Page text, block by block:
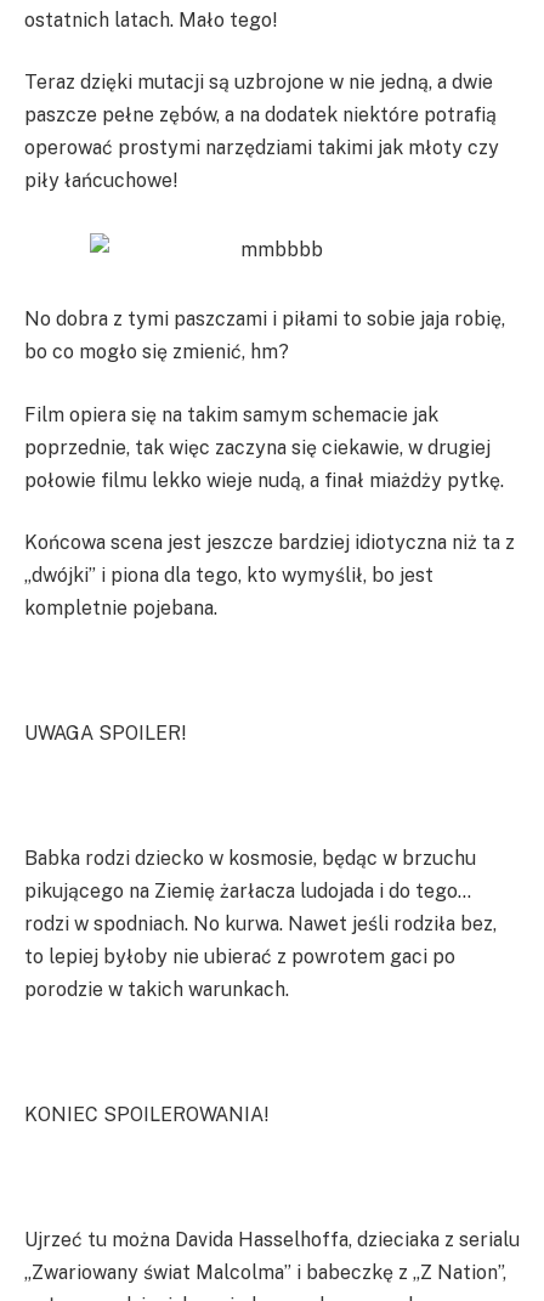
ostatnich latach. Mało tego!
Teraz dzięki mutacji są uzbrojone w nie jedną, a dwie
paszcze pełne zębów, a na dodatek niektóre potrafią
operować prostymi narzędziami takimi jak młoty czy
piły łańcuchowe!
No dobra z tymi paszczami i piłami to sobie jaja robię,
bo co mogło się zmienić, hm?
Film opiera się na takim samym schemacie jak
poprzednie, tak więc zaczyna się ciekawie, w drugiej
połowie filmu lekko wieje nudą, a finał miażdży pytkę.
Końcowa scena jest jeszcze bardziej idiotyczna niż ta z
„dwójki” i piona dla tego, kto wymyślił, bo jest
kompletnie pojebana.
UWAGA SPOILER!
Babka rodzi dziecko w kosmosie, będąc w brzuchu
pikującego na Ziemię żarłacza ludojada i do tego…
rodzi w spodniach. No kurwa. Nawet jeśli rodziła bez,
to lepiej byłoby nie ubierać z powrotem gaci po
porodzie w takich warunkach.
KONIEC SPOILEROWANIA!
Ujrzeć tu można Davida Hasselhoffa, dzieciaka z serialu
„Zwariowany świat Malcolma” i babeczkę z „Z Nation”,